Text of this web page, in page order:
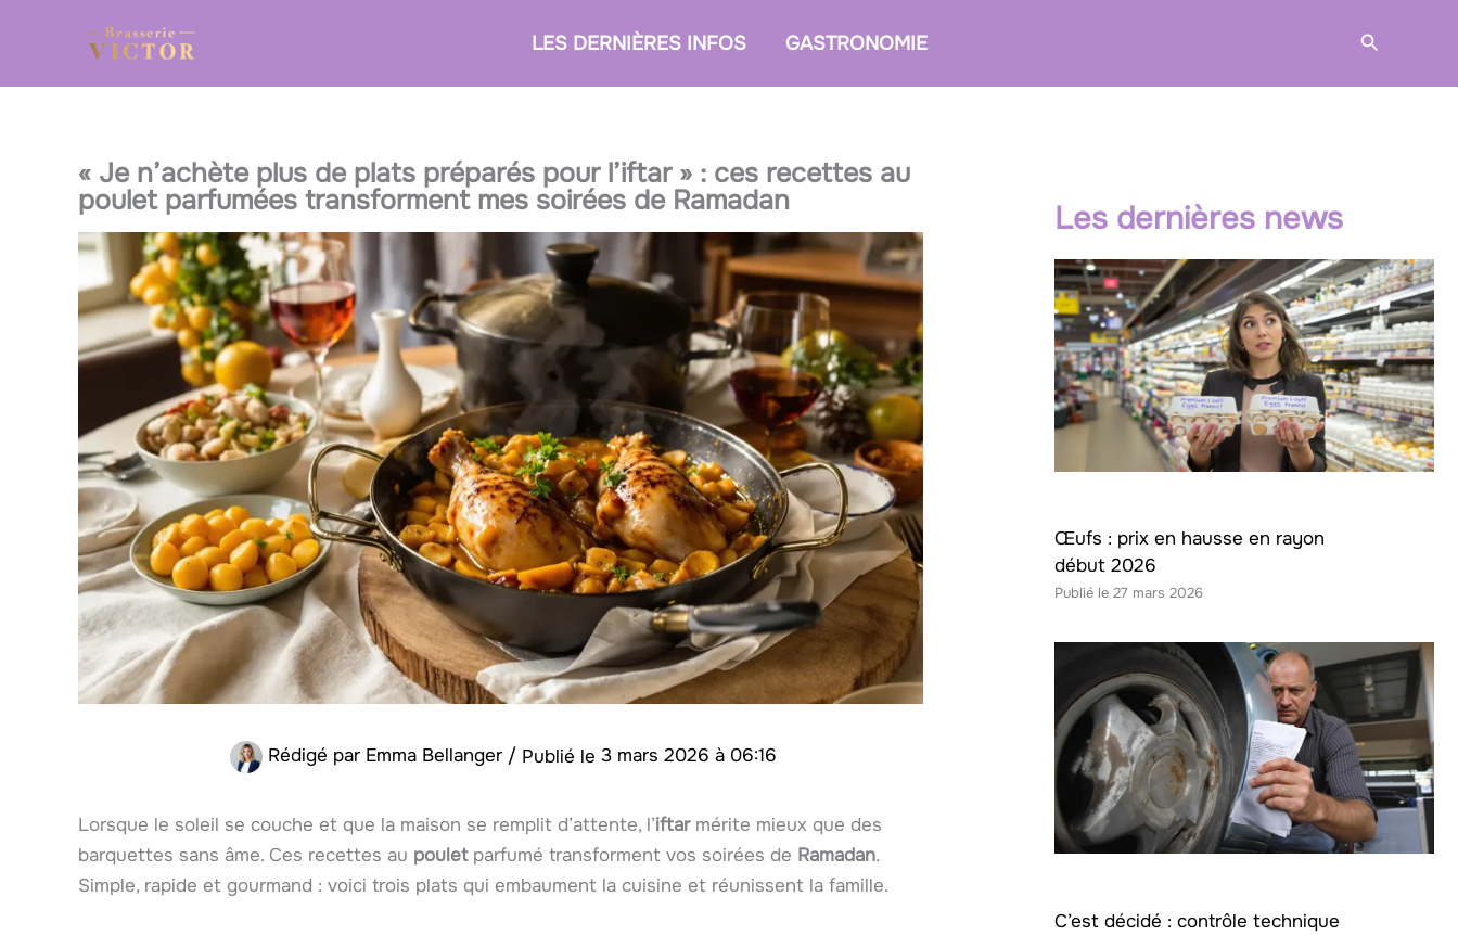
LES DERNIÈRES INFOS GASTRONOMIE
« Je n’achète plus de plats préparés pour l’iftar » : ces recettes au
poulet parfumées transforment mes soirées de Ramadan
Rédigé par Emma Bellanger / 3 mars 2026 à 06:16
Lorsque le soleil se couche et que la maison se remplit d’attente, l’iftarmérite mieux que des
barquettes sans âme. Ces recettes au pouletparfumé transforment vos soirées de Ramadan.
Simple, rapide et gourmand : voici trois plats qui embaument la cuisine et réunissent la famille.
Les dernières news
Œufs : prix en hausse en rayon
début 2026
27 mars 2026
C’est décidé : contrôle technique